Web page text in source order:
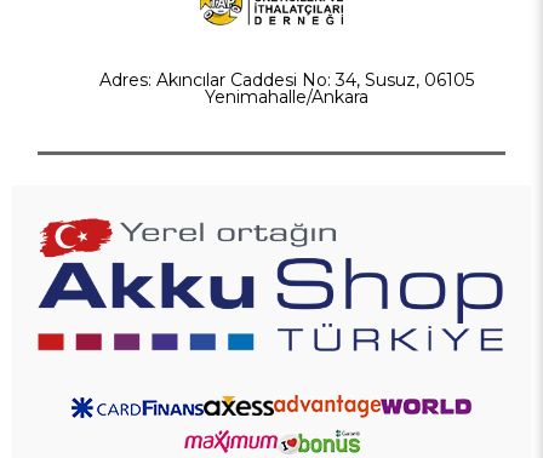
Adres: Akıncılar Caddesi No: 34, Susuz, 06105
Yenimahalle/Ankara